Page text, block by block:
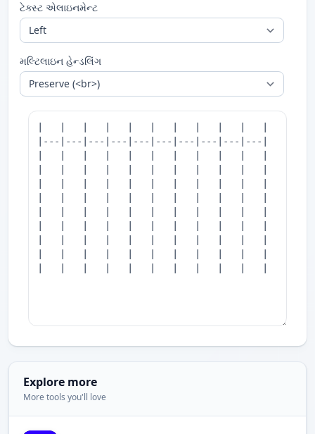
ટેક્સ્ટ એલાઇનમેન્ટ
મલ્ટિલાઇન હેન્ડલિંગ
Explore more
More tools you'll love